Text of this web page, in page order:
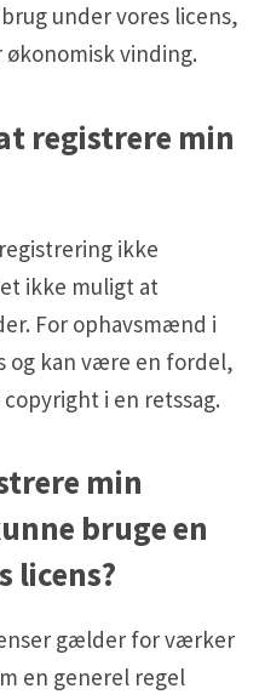
under vores licens,
vinding.
registrere min
ikke
ikke muligt at
For ophavsmænd i
og kan være en fordel,
i en retssag.
min
bruge en
licens?
gælder for værker
en generel regel